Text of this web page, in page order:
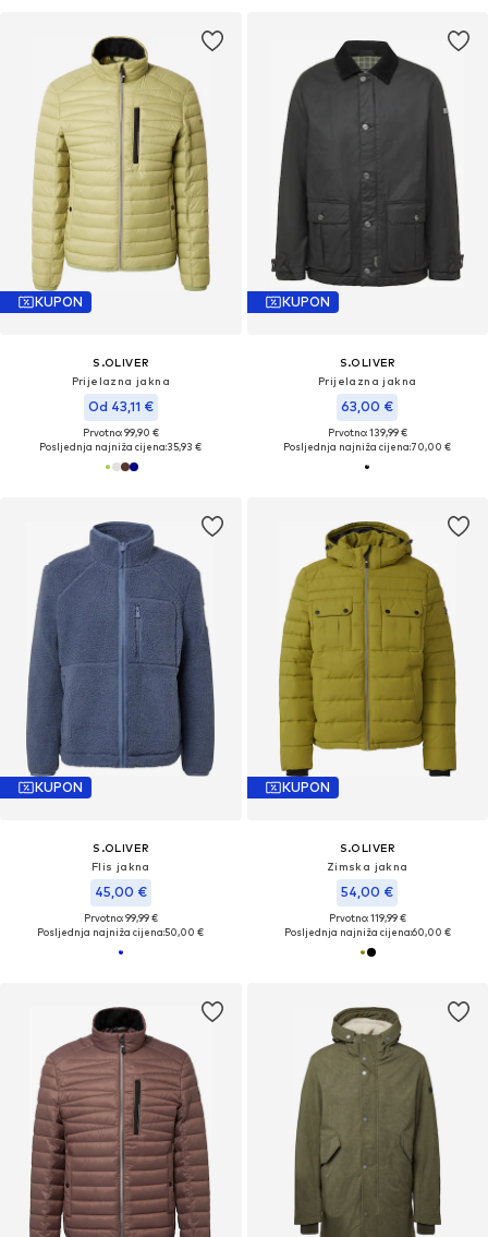
KUPON
S.OLIVER
Prijelazna jakna
Od 43,11 €
Prvotno: 99,90 €
Posljednja najniža cijena:35,93 €
KUPON
S.OLIVER
Prijelazna jakna
63,00 €
Prvotno: 139,99 €
Posljednja najniža cijena:70,00 €
KUPON
S.OLIVER
Flis jakna
45,00 €
Prvotno: 99,99 €
Posljednja najniža cijena:50,00 €
KUPON
S.OLIVER
Zimska jakna
54,00 €
Prvotno: 119,99 €
Posljednja najniža cijena:60,00 €